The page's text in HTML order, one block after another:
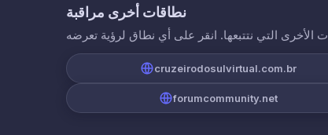
نطاقات أخرى مراقبة
cruzeirodosulvirtual.com.br
forumcommunity.net